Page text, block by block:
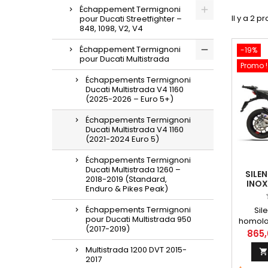
Échappement Termignoni
pour Ducati Streetfighter –
848, 1098, V2, V4
Échappement Termignoni
pour Ducati Multistrada
Échappements Termignoni
Ducati Multistrada V4 1160
(2025-2026 – Euro 5+)
Échappements Termignoni
Ducati Multistrada V4 1160
(2021-2024 Euro 5)
Échappements Termignoni
Ducati Multistrada 1260 –
2018-2019 (Standard,
Enduro & Pikes Peak)
Échappements Termignoni
pour Ducati Multistrada 950
(2017-2019)
Multistrada 1200 DVT 2015-
2017
Il y a 2
-19%
Promo !
